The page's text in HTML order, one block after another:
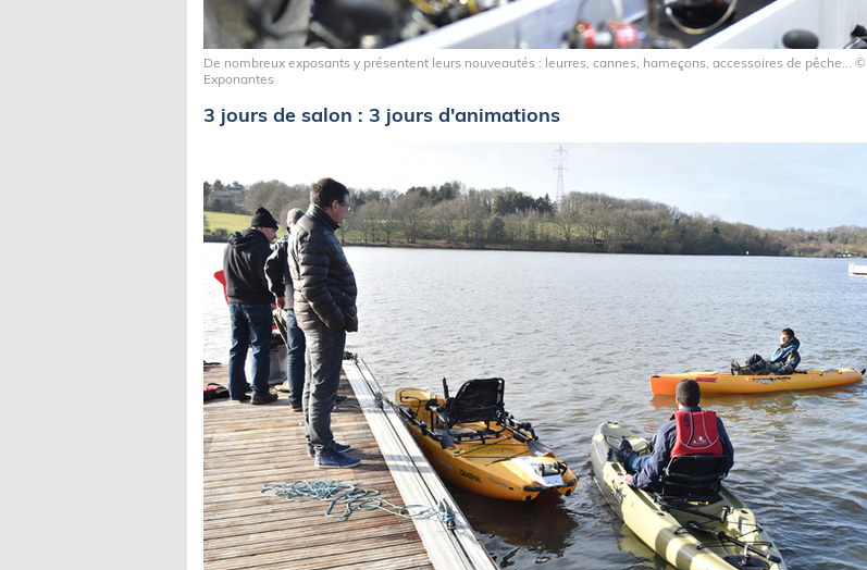
De nombreux exposants y présentent leurs nouveautés : leurres, cannes, hameçons, accessoires de pêche... ©
Exponantes
3 jours de salon : 3 jours d'animations